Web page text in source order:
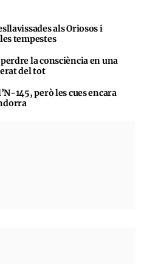
als Oriosos i
tempestes
la consciència en una
del tot
145, però les cues encara